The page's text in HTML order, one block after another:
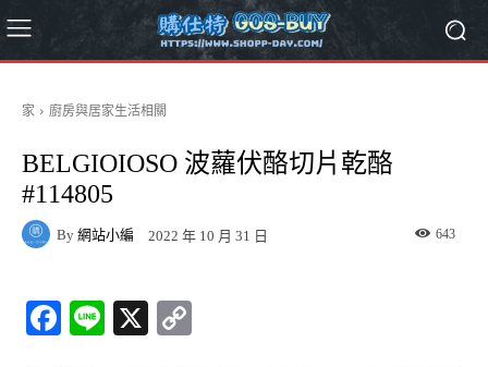
家 廚房與居家生活相關
BELGIOIOSO 波蘿伏酪切片乾酪
#114805
By 網站小編 2022 年 10 月 31 日 643
Fa
Li
X